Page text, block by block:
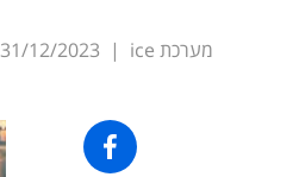
מערכת ice |
31/12/2023